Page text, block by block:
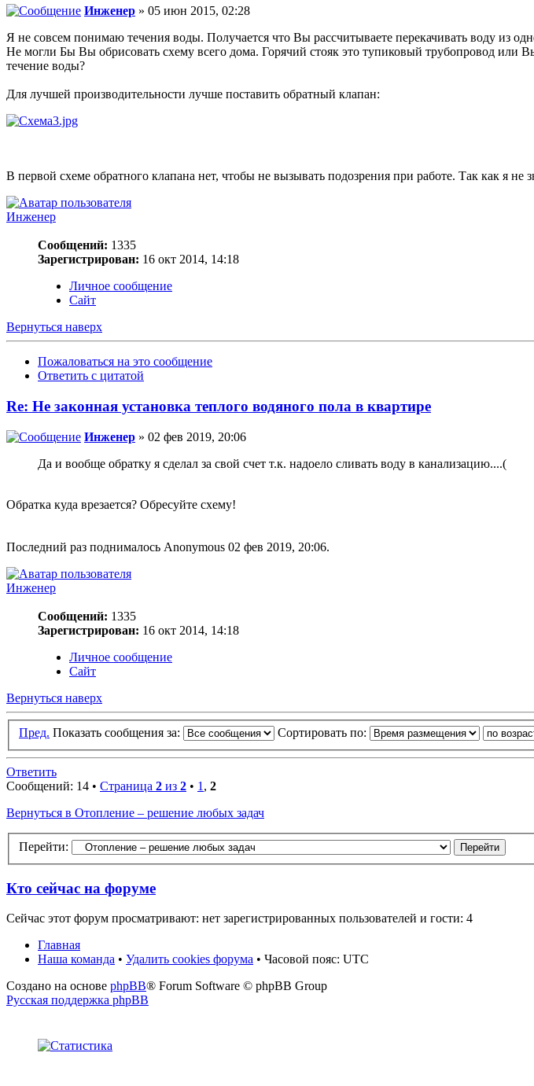
Инженер » 05 июн 2015, 02:28
Я не совсем понимаю течения воды. Получается что Вы рассчитываете перекачивать воду из
Не могли Бы Вы обрисовать схему всего дома. Горячий стояк это тупиковый трубопровод или
течение воды?
Для лучшей производительности лучше поставить обратный клапан:
В первой схеме обратного клапана нет, чтобы не вызывать подозрения при работе. Так как я не
Инженер
Сообщений: 1335
Зарегистрирован: 16 окт 2014, 14:18
Личное сообщение
Сайт
Вернуться наверх
Пожаловаться на это сообщение
Ответить с цитатой
Re: Не законная установка теплого водяного пола в квартире
Инженер » 02 фев 2019, 20:06
Да и вообще обратку я сделал за свой счет т.к. надоело сливать воду в канализацию....(
Обратка куда врезается? Обресуйте схему!
Последний раз поднималось Anonymous 02 фев 2019, 20:06.
Инженер
Сообщений: 1335
Зарегистрирован: 16 окт 2014, 14:18
Личное сообщение
Сайт
Вернуться наверх
Пред. Показать сообщения за: Сортировать по:
Ответить
Сообщений: 14 • Страница 2 из 2 • 1 , 2
Вернуться в Отопление – решение любых задач
Перейти:
Кто сейчас на форуме
Сейчас этот форум просматривают: нет зарегистрированных пользователей и гости: 4
Главная
Наша команда • Удалить cookies форума • Часовой пояс: UTC
Создано на основе phpBB® Forum Software © phpBB Group
Русская поддержка phpBB